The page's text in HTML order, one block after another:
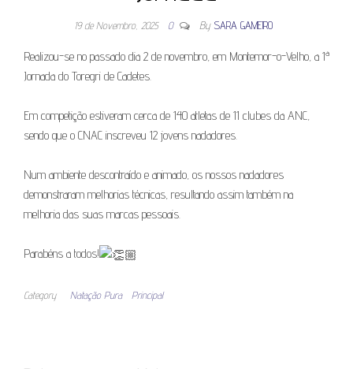
19 de Novembro, 2025 0 By SARA GAMEIRO
Realizou-se no passado dia 2 de novembro, em Montemor-o-Velho, a 1ª
Jornada do Toregri de Cadetes.
Em competição estiveram cerca de 140 atletas de 11 clubes da ANC,
sendo que o CNAC inscreveu 12 jovens nadadores.
Num ambiente descontraído e animado, os nossos nadadores
demonstraram melhorias técnicas, resultando assim também na
melhoria das suas marcas pessoais.
Parabéns a todos!
Category Natação Pura Principal